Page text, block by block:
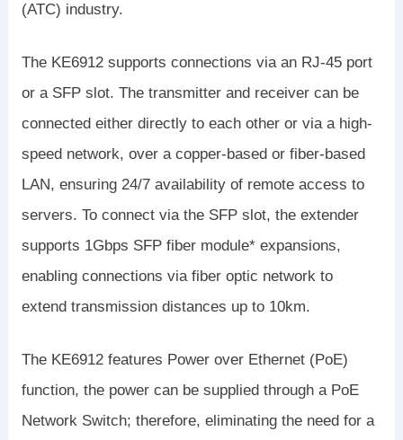
(ATC) industry.
The KE6912 supports connections via an RJ-45 port
or a SFP slot. The transmitter and receiver can be
connected either directly to each other or via a high-
speed network, over a copper-based or fiber-based
LAN, ensuring 24/7 availability of remote access to
servers. To connect via the SFP slot, the extender
supports 1Gbps SFP fiber module* expansions,
enabling connections via fiber optic network to
extend transmission distances up to 10km.
The KE6912 features Power over Ethernet (PoE)
function, the power can be supplied through a PoE
Network Switch; therefore, eliminating the need for a